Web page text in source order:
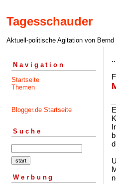
Tagesschauder
Aktuell-politische Agitation von Bernd
Navigation
Startseite
Themen
Blogger.de Startseite
Suche
Werbung